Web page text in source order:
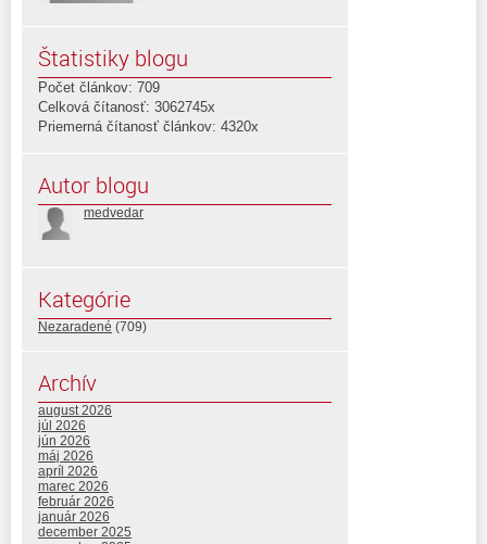
Štatistiky blogu
Počet článkov: 709
Celková čítanosť: 3062745x
Priemerná čítanosť článkov: 4320x
Autor blogu
medvedar
Kategórie
Nezaradené (709)
Archív
august 2026
júl 2026
jún 2026
máj 2026
apríl 2026
marec 2026
február 2026
január 2026
december 2025